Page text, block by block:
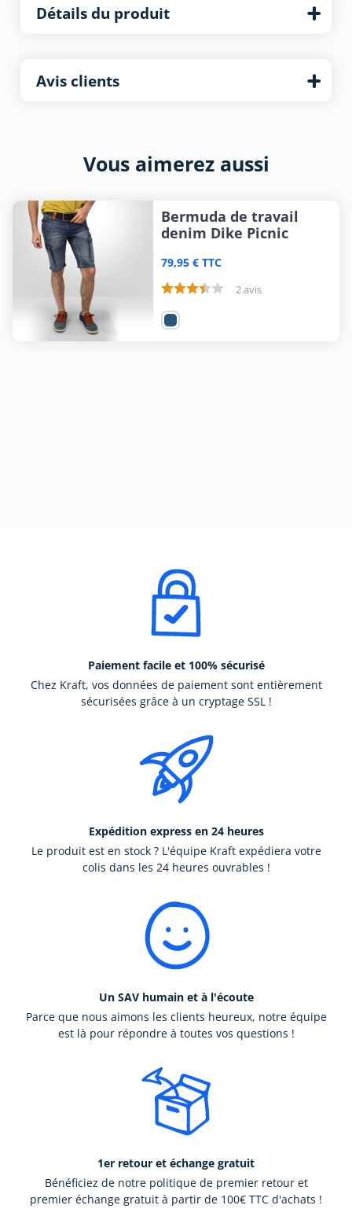
Détails du produit
Avis clients
Vous aimerez aussi
Bermuda de travail
denim Dike Picnic
79,95 € TTC
2 avis
Paiement facile et 100% sécurisé
Chez Kraft, vos données de paiement sont entièrement
sécurisées grâce à un cryptage SSL !
Expédition express en 24 heures
Le produit est en stock ? L'équipe Kraft expédiera votre
colis dans les 24 heures ouvrables !
Un SAV humain et à l'écoute
Parce que nous aimons les clients heureux, notre équipe
est là pour répondre à toutes vos questions !
1er retour et échange gratuit
Bénéficiez de notre politique de premier retour et
premier échange gratuit à partir de 100€ TTC d'achats !